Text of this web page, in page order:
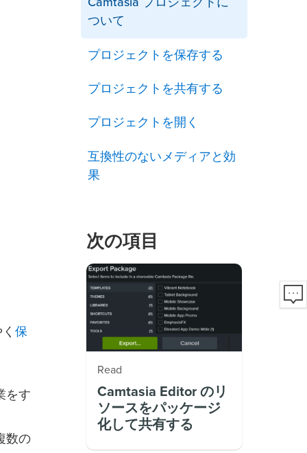
保
をす
数の
Camtasia プロジェクトに
ついて
プロジェクトを保存する
プロジェクトを共有する
プロジェクトを開く
互換性のないメディアと効
果
次の項目
Read
Camtasia Editor のリ
ソースをパッケージ
化して共有する